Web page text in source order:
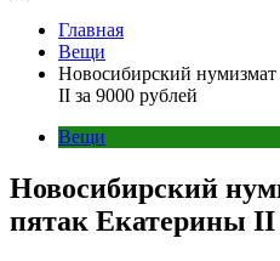
Главная
Вещи
Новосибирский нумизмат
II за 9000 рублей
Вещи
Новосибирский
пятак Екатерины II